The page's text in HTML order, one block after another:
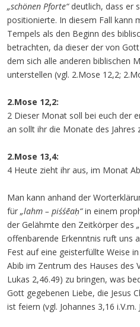
„schönen Pforte“deutlich, dass er
positionierte. In diesem Fall kann
Tempels als den Beginn des
betrachten, da dieser der von
dem sich alle anderen biblischen
unterstellen (vgl. 2.Mose 12,2;
2.Mose 12,2:
2 Dieser Monat soll bei euch der
an sollt ihr die Monate des Jahres
2.Mose 13,4:
4 Heute zieht ihr aus, im Monat
Man kann anhand der
für „lahm – piśśēaḥ“in einem
der Gelähmte den Zeitkörper des
offenbarende Erkenntnis ruft uns
Fest auf eine geisterfüllte Weise
Abib im Zentrum des Hauses des
Lukas 2,46.49) zu bringen, was
Gott gegebenen Liebe, die Jesus
ist feiern (vgl. Johannes 3,16 i.V.m.